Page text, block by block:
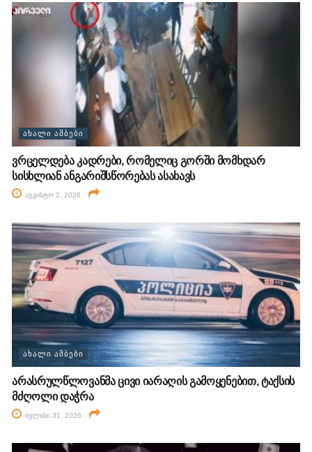
ᲐᲮᲐᲚᲘ ᲐᲛᲑᲔᲑᲘ
ვრცელდება კადრები, რომელიც გორში მომხდარ
სისხლიან ანგარიშსწორებას ასახავს
აგვისტო 2, 2026
ᲐᲮᲐᲚᲘ ᲐᲛᲑᲔᲑᲘ
არასრულწლოვანმა ცივი იარაღის გამოყენებით, ტაქსის
მძღოლი დაჭრა
ივლისი 31, 2026